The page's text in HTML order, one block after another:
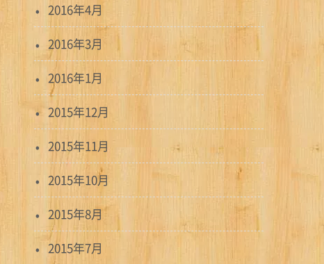
2016年4月
2016年3月
2016年1月
2015年12月
2015年11月
2015年10月
2015年8月
2015年7月